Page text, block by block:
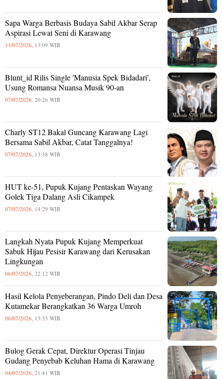
Sapa Warga Berbasis Budaya Sabil Akbar Serap
Aspirasi Lewat Seni di Karawang
11/07/2026, 13:09 WIB
Blunt_id Rilis Single 'Manusia Spek Bidadari',
Usung Romansa Nuansa Musik 90-an
07/07/2026, 20:26 WIB
Charly ST12 Bakal Guncang Karawang Lagi
Bersama Sabil Akbar, Catat Tanggalnya!
07/07/2026, 13:38 WIB
HUT ke-51, Pupuk Kujang Pentaskan Wayang
Golek Tiga Dalang Asli Cikampek
07/07/2026, 14:29 WIB
Langkah Nyata Pupuk Kujang Memperkuat
Sabuk Hijau Pesisir Karawang dari Kerusakan
Lingkungan
06/07/2026, 22:12 WIB
Hasil Kelola Penyeberangan, Pindo Deli dan Desa
Kutamekar Berangkatkan 36 Warga Umroh
06/07/2026, 13:35 WIB
Bulog Gerak Cepat, Direktur Operasi Tinjau
Gudang Penyebab Keluhan Hama di Karawang
04/07/2026, 21:41 WIB